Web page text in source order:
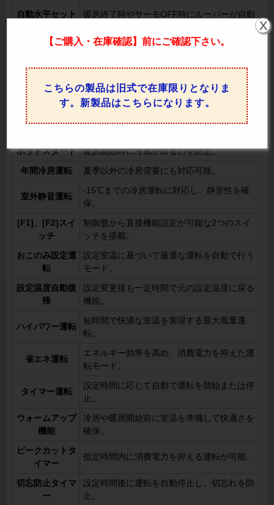
自動水平セット
暖房終了時やサーモOFF時にルーバーが自動
オートスイング
人感センサ制御
人感センサーで人の有無を確認し、無駄な運
転を防いで節電を実現。
ホットスタート 暖房開始時に冷風が出るのを防止。
年間冷房運転 夏季以外の冷房需要にも対応可能。
室外静音運転
-15℃までの冷房運転に対応し、静音性を確
保。
[F1]、[F2]スイ
ッチ
制御盤から直接機能設定が可能な2つのスイ
ッチを搭載。
おこのみ設定運
転
設定室温に基づいて最適な運転を自動で行う
モード。
設定温度自動復
帰
設定変更後も一定時間で元の設定温度に戻る
機能。
ハイパワー運転
短時間で快適な室温を実現する最大風量運
転。
省エネ運転
エネルギー効率を高め、消費電力を抑えた運
転モード。
タイマー運転
設定時間に応じて自動で運転を開始または停
止。
ウォームアップ
機能
冷房や暖房開始前に室温を準備して快適さを
確保。
ピークカットタ
イマー
指定時間内に消費電力を抑える運転が可能。
切忘防止タイマ
ー
設定時間後に運転を自動停止し、切忘れを防
止。
【ご購入・在庫確認】前にご確認下さい。
こちらの製品は旧式で在庫限りとなりま
す。新製品はこちらになります。
X